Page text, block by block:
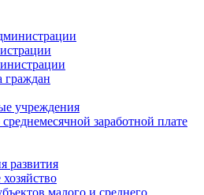
граждан
учреждения
заработной плате
развития
малого и среднего